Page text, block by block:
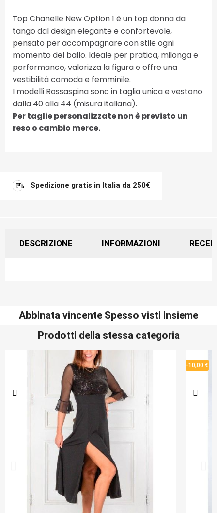
Top Chanelle New Option 1 è un top donna da
tango dal design elegante e confortevole,
pensato per accompagnare con stile ogni
momento del ballo. Ideale per pratica, milonga e
performance, valorizza la figura e offre una
vestibilità comoda e femminile.
I modelli Rossaspina sono in taglia unica e vestono
dalla 40 alla 44 (misura italiana).
Per taglie personalizzate non è previsto un
reso o cambio merce.
Spedizione gratis in Italia da 250€
DESCRIZIONE INFORMAZIONI
Abbinata vincente Spesso visti insieme
Prodotti della stessa categoria
-10,00 €